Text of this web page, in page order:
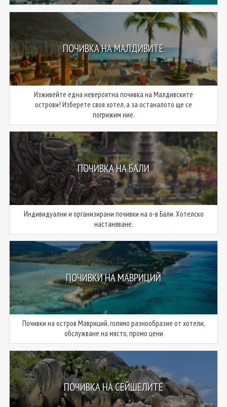
ПОЧИВКА НА МАЛДИВИТЕ
Изживейте една невероятна почивка на Малдивските
острови! Изберете своя хотел, а за останалото ще се
погрижим ние.
ПОЧИВКА НА БАЛИ
Индивидуални и организирани почивки на о-в Бали. Хотелско
настаняване.
ПОЧИВКИ НА МАВРИЦИЙ
Почивки на остров Мавриций, голямо разнообразие от хотели,
обслужване на място, промо цени
ПОЧИВКА НА СЕЙШЕЛИТЕ